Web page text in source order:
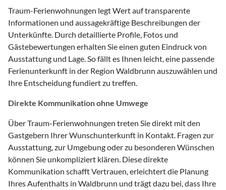
Traum-Ferienwohnungen legt Wert auf transparente
Informationen und aussagekräftige Beschreibungen der
Unterkünfte. Durch detaillierte Profile, Fotos und
Gästebewertungen erhalten Sie einen guten Eindruck von
Ausstattung und Lage. So fällt es Ihnen leicht, eine passende
Ferienunterkunft in der Region Waldbrunn auszuwählen und
Ihre Entscheidung fundiert zu treffen.
Direkte Kommunikation ohne Umwege
Über Traum-Ferienwohnungen treten Sie direkt mit den
Gastgebern Ihrer Wunschunterkunft in Kontakt. Fragen zur
Ausstattung, zur Umgebung oder zu besonderen Wünschen
können Sie unkompliziert klären. Diese direkte
Kommunikation schafft Vertrauen, erleichtert die Planung
Ihres Aufenthalts in Waldbrunn und trägt dazu bei, dass Ihre